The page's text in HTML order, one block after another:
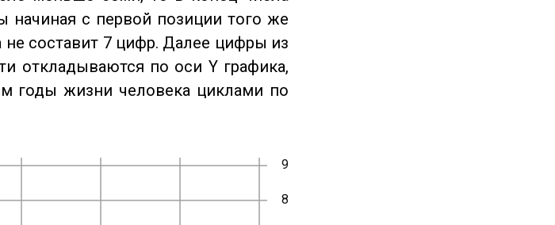
начиная с первой позиции того же
не составит 7 цифр. Далее цифры из
откладываются по оси Y графика,
годы жизни человека циклами по